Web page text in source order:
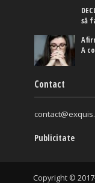
să
A
Contact
Publicitate
Copyright ©